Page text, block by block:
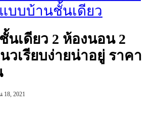
แบบบ้านชั้นเดียว
นเดียว 2 ห้องนอน 2
วเรียบง่ายน่าอยู่ ราคา
18, 2021